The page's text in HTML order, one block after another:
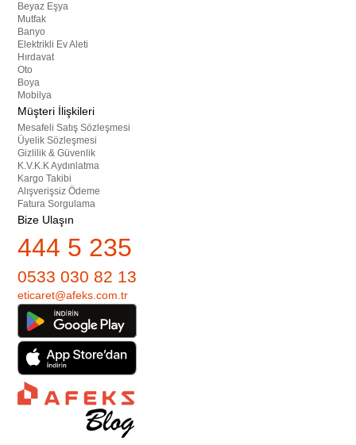
Beyaz Eşya
Mutfak
Banyo
Elektrikli Ev Aleti
Hırdavat
Oto
Boya
Mobilya
Müşteri İlişkileri
Mesafeli Satış Sözleşmesi
Üyelik Sözleşmesi
Gizlilik & Güvenlik
K.V.K.K Aydınlatma
Kargo Takibi
Alışverişsiz Ödeme
Fatura Sorgulama
Bize Ulaşın
444 5 235
0533 030 82 13
eticaret@afeks.com.tr